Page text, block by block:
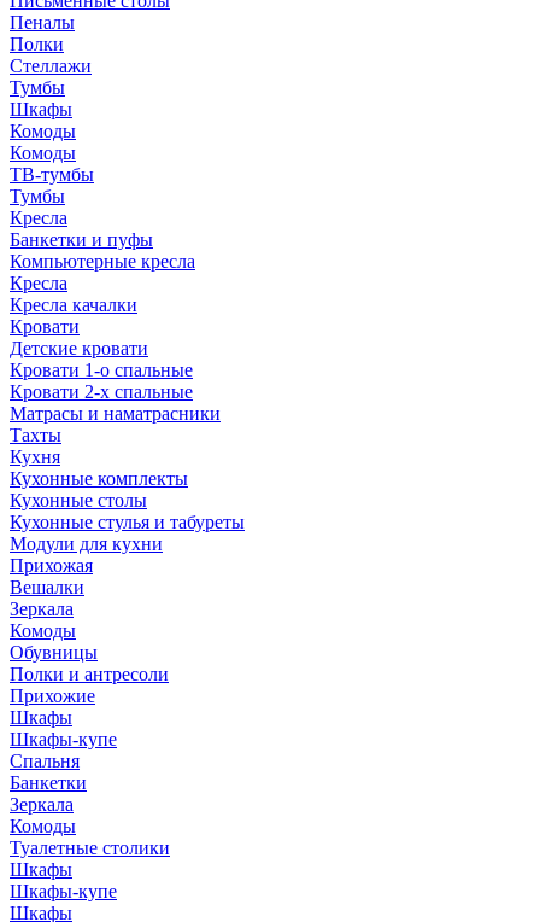
Пеналы
Полки
Стеллажи
Тумбы
Шкафы
Комоды
Комоды
ТВ-тумбы
Тумбы
Кресла
Банкетки и пуфы
Компьютерные кресла
Кресла
Кресла качалки
Кровати
Детские кровати
Кровати 1-о спальные
Кровати 2-х спальные
Матрасы и наматрасники
Тахты
Кухня
Кухонные комплекты
Кухонные столы
Кухонные стулья и табуреты
Модули для кухни
Прихожая
Вешалки
Зеркала
Комоды
Обувницы
Полки и антресоли
Прихожие
Шкафы
Шкафы-купе
Спальня
Банкетки
Зеркала
Комоды
Туалетные столики
Шкафы
Шкафы-купе
Шкафы